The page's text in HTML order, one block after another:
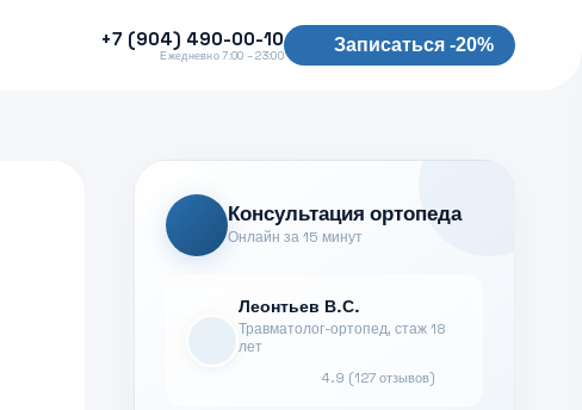
+7 (904) 490-00-10
Ежедневно 7:00 – 23:00
Записаться -20%
Консультация ортопеда
Онлайн за 15 минут
Леонтьев В.С.
Травматолог-ортопед, стаж 18
лет
4.9 (127 отзывов)